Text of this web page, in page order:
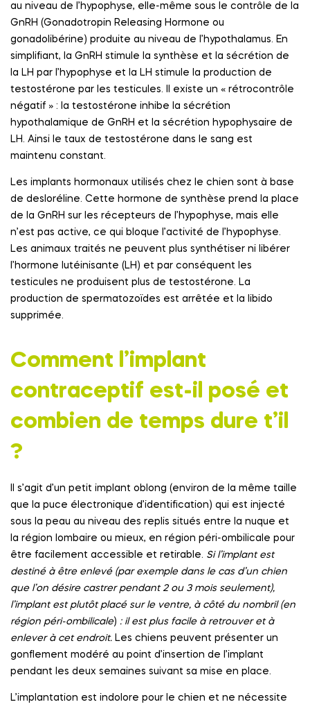
au niveau de l’hypophyse, elle-même sous le contrôle de la
GnRH (Gonadotropin Releasing Hormone ou
gonadolibérine) produite au niveau de l’hypothalamus. En
simplifiant, la GnRH stimule la synthèse et la sécrétion de
la LH par l’hypophyse et la LH stimule la production de
testostérone par les testicules. Il existe un « rétrocontrôle
négatif » : la testostérone inhibe la sécrétion
hypothalamique de GnRH et la sécrétion hypophysaire de
LH. Ainsi le taux de testostérone dans le sang est
maintenu constant.
Les implants hormonaux utilisés chez le chien sont à base
de desloréline. Cette hormone de synthèse prend la place
de la GnRH sur les récepteurs de l’hypophyse, mais elle
n’est pas active, ce qui bloque l’activité de l’hypophyse.
Les animaux traités ne peuvent plus synthétiser ni libérer
l’hormone lutéinisante (LH) et par conséquent les
testicules ne produisent plus de testostérone. La
production de spermatozoïdes est arrêtée et la libido
supprimée.
Comment l’implant
contraceptif est-il posé et
combien de temps dure t’il
?
Il s’agit d’un petit implant oblong (environ de la même taille
que la puce électronique d’identification) qui est injecté
sous la peau au niveau des replis situés entre la nuque et
la région lombaire ou mieux, en région péri-ombilicale pour
être facilement accessible et retirable. Si l’implant est
destiné à être enlevé (par exemple dans le cas d’un chien
que l’on désire castrer pendant 2 ou 3 mois seulement),
l’implant est plutôt placé sur le ventre, à côté du nombril (en
région péri-ombilicale) : il est plus facile à retrouver et à
enlever à cet endroit. Les chiens peuvent présenter un
gonflement modéré au point d’insertion de l’implant
pendant les deux semaines suivant sa mise en place.
L’implantation est indolore pour le chien et ne nécessite